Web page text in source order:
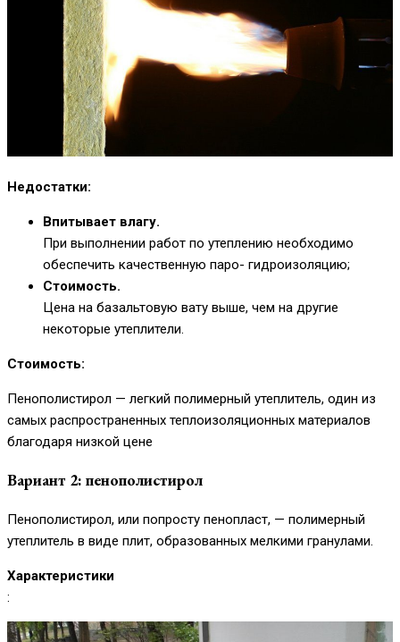
Недостатки:
Впитывает влагу.
При выполнении работ по утеплению необходимо
обеспечить качественную паро- гидроизоляцию;
Стоимость.
Цена на базальтовую вату выше, чем на другие
некоторые утеплители.
Стоимость:
Пенополистирол — легкий полимерный утеплитель, один из
самых распространенных теплоизоляционных материалов
благодаря низкой цене
Вариант 2: пенополистирол
Пенополистирол, или попросту пенопласт, — полимерный
утеплитель в виде плит, образованных мелкими гранулами.
Характеристики
: